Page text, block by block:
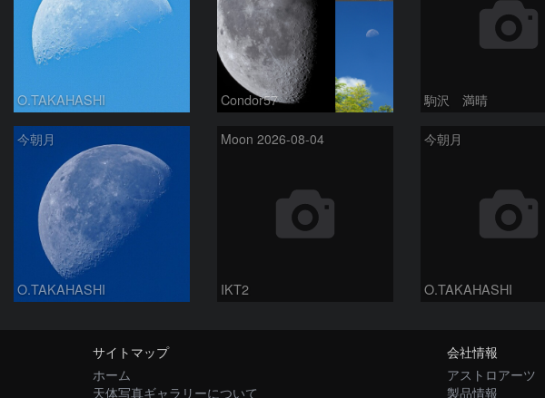
O.TAKAHASHI Condor57 駒沢 満晴
今朝月
O.TAKAHASHI
Moon 2026-08-04
IKT2
今朝月
O.TAKAHASHI
サイトマップ
ホーム
天体写真ギャラリーについて
会社情報
アストロアーツ
製品情報